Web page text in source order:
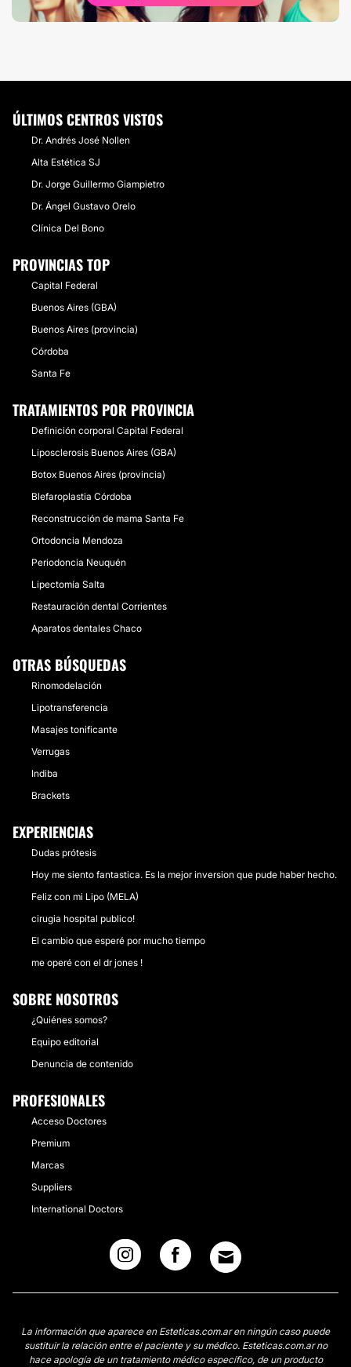
ÚLTIMOS CENTROS VISTOS
Dr. Andrés José Nollen
Alta Estética SJ
Dr. Jorge Guillermo Giampietro
Dr. Ángel Gustavo Orelo
Clínica Del Bono
PROVINCIAS TOP
Capital Federal
Buenos Aires (GBA)
Buenos Aires (provincia)
Córdoba
Santa Fe
TRATAMIENTOS POR PROVINCIA
Definición corporal Capital Federal
Liposclerosis Buenos Aires (GBA)
Botox Buenos Aires (provincia)
Blefaroplastia Córdoba
Reconstrucción de mama Santa Fe
Ortodoncia Mendoza
Periodoncia Neuquén
Lipectomía Salta
Restauración dental Corrientes
Aparatos dentales Chaco
OTRAS BÚSQUEDAS
Rinomodelación
Lipotransferencia
Masajes tonificante
Verrugas
Indiba
Brackets
EXPERIENCIAS
Dudas prótesis
Hoy me siento fantastica. Es la mejor inversion que pude haber hecho.
Feliz con mi Lipo (MELA)
cirugia hospital publico!
El cambio que esperé por mucho tiempo
me operé con el dr jones !
SOBRE NOSOTROS
¿Quiénes somos?
Equipo editorial
Denuncia de contenido
PROFESIONALES
Acceso Doctores
Premium
Marcas
Suppliers
International Doctors
La información que aparece en Esteticas.com.ar en ningún caso puede
sustituir la relación entre el paciente y su médico. Esteticas.com.ar no
hace apología de un tratamiento médico específico, de un producto